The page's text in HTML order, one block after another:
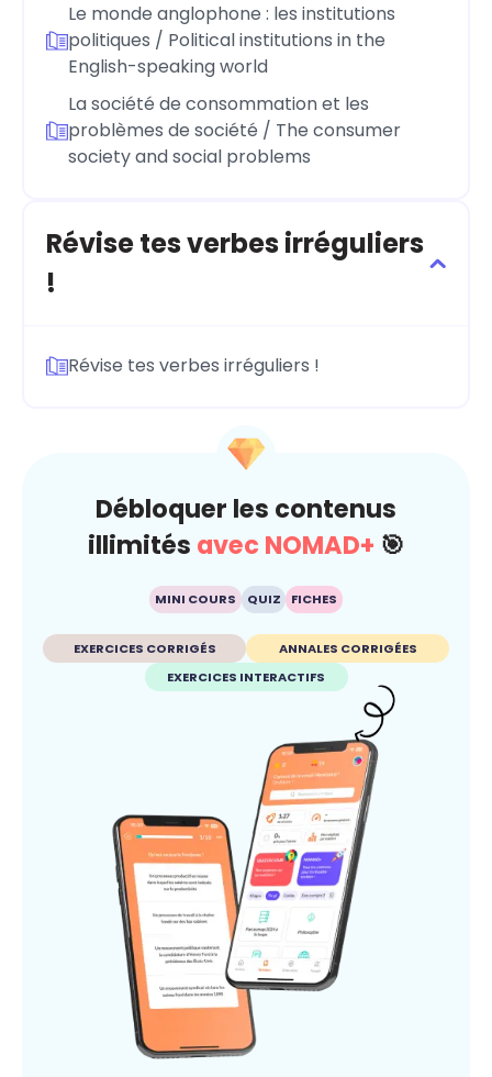
Le monde anglophone : les institutions
politiques / Political institutions in the
English-speaking world
La société de consommation et les
problèmes de société / The consumer
society and social problems
Révise tes verbes irréguliers
!
Révise tes verbes irréguliers !
Débloquer les contenus
illimités avec NOMAD+ 🎯
MINI COURS QUIZ FICHES
EXERCICES CORRIGÉS
ANNALES CORRIGÉES
EXERCICES INTERACTIFS